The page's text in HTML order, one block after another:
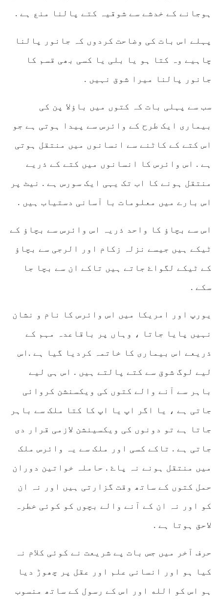
ہوجانے کے خدشے سے شوقیہ کتے پالنا منع ہے .
پہلے اس بات کی وضاحت کردوں کہ جانور پالنا
چاہیے وہ کتا ہو یا بلی یا کسی بھی قسم کا
جانور پالنا میرا شوق نہیں .
سب سے پہلی بات کہ کتوں میں باؤلا پن کی
بیماری ایک طرح کے وائرس سے پیدا ہوتی ہے جو
اس کتے کے کاٹنے سے انسانوں میں منتقل ہوتی
ہے . اس وائرس کا انسانوں میں کتے کے ذریے
منتقل ہونے کا اب تک یہی ایک سورس ہے . نیٹ پر
اس بارے میں معلومات با آسانی دستیاب ہیں .
اس سے بچاؤ کا واحد ذریہ اس وائرس سے بچاؤ کے
ٹیکے ہیں جیسے نزلہ زکام اور الرجی سے بچاؤ
کے ٹیکے لگواۓ جاتے ہیں تاکے ان سے بچا جا
سکے .
یورپ اور امریکا میں اس وائرس کا نام و نشان
نہیں پایا جاتا ، وہاں پر باقاعدہ مہم کے
ذریعے اس بیماری کا خاتمہ کردیا گیا ہے .اس
لیے لوگ شوق سے کتے پالتے ہیں . اس ہی لیے
باہر سے آنے والے کتوں کی ویکسنشن کروائی
جاتی ہے ، یا اگر اپ یا اپ کا کتا ملک سے باہر
جاتا ہے تو دونوں کی ویکسینشن لازمی قرار دی
جاتی ہے . تاکے کسی اور ملک سے یہ وائرس ملک
میں منتقل ہونے نہ پاۓ . حاملہ خواتین دوران
حمل کتوں کے ساتھ وقت گزارتی ہیں اور نہ ان
کو اور نہ ان کے آنے والے بچوں کو کوئی خطرہ
لاحق ہوتا ہے .
حرف آخر میں جس بات پے شریعت نے کوئی کلام نہ
کیا ہو اور انسانی علم اور عقل پر چھوڑ دیا
ہو اس کو الله اور اس کے رسول کے ساتھ منسوب